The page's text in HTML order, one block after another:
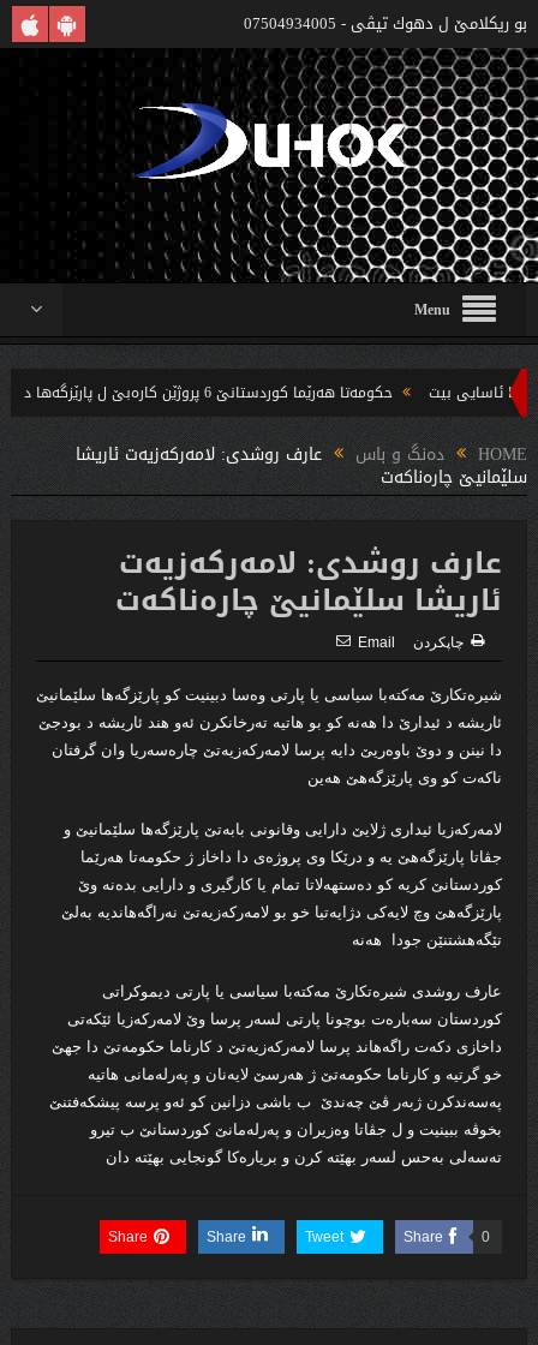
بو ريكلامێ ل دهوك تیڤی - 07504934005
Menu
حکومەتا هەرێما کوردستانێ 6 پروژێن کارەبێ ل پارێزگەها دهوکێ هنارتنه‌ قوناغا بجهئینانێ
بریار ده‌رئێخستنHOME دەنگ و باس عارف روشدى: لامه‌ركه‌زیه‌ت ئاریشا
سلێمانیێ چاره‌ناكه‌ت
عارف روشدى: لامه‌ركه‌زیه‌ت
ئاریشا سلێمانیێ چاره‌ناكه‌ت
چاپكردن Email
شیره‌تكارێ مه‌كته‌با سیاسی یا پارتی وه‌سا دبینیت كو پارێزگه‌ها سلێمانیێ
ئاریشه‌ د ئیدارێ دا هه‌نه‌ كو بو هاتیه‌ ته‌رخانكرن ئه‌و هند ئاریشه‌ د بودجێ
دا نینن و دوێ باوه‌ریێ دایه‌ پرسا لامه‌ركه‌زیه‌تێ چاره‌سه‌ریا وان گرفتان
ناكه‌ت كو وی پارێزگه‌هێ هه‌ین
لامه‌ركه‌زیا ئیدارى ژلایێ دارایی وقانونى بابه‌تێ پارێزگه‌ها سلێمانیێ و
جڤاتا پارێزگه‌هێ یه‌ و درێكا وى پروژه‌ى دا داخاز ژ حكومه‌تا هه‌رێما
كوردستانێ كریه‌ كو ده‌ستهه‌لاتا تمام یا كارگیری و دارایی بده‌نه‌ وێ
پارێزگه‌هێ وچ لایه‌كى دژایه‌تیا خو بو لامه‌ركه‌زیه‌تێ نه‌راگه‌هاندیه‌ به‌لێ
تێگه‌هشتنێن جودا هه‌نه‌
عارف روشدی شیره‌تكارێ مه‌كته‌با سیاسی یا پارتی دیموكراتی
كوردستان سه‌باره‌ت بوچونا پارتی لسه‌ر پرسا وێ لامه‌ركه‌زیا ئێكه‌تی
داخازى دكه‌ت راگه‌هاند پرسا لامه‌ركه‌زیه‌تێ د كارناما حكومه‌تێ دا جهێ
خو گرتیه‌ و كارناما حكومه‌تێ ژ هه‌رسێ لایه‌نان و په‌رله‌مانى هاتیه‌
په‌سه‌ندكرن ژبه‌ر ڤێ چه‌ندێ ب باشى دزانین كو ئه‌و پرسه‌ پیشكه‌فتنێ
بخوڤه‌ ببینیت و ل جڤاتا وه‌زیران و په‌رله‌مانێ كوردستانێ ب تیرو
ته‌سه‌لی به‌حس لسه‌ر بهێته‌ كرن و بریاره‌كا گونجایی بهێته‌ دان
Share 0
Tweet
Share
Share